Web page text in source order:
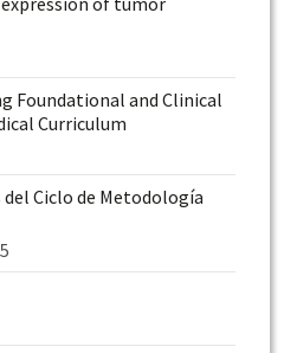
Foundational and Clinical
Curriculum
Ciclo de Metodología